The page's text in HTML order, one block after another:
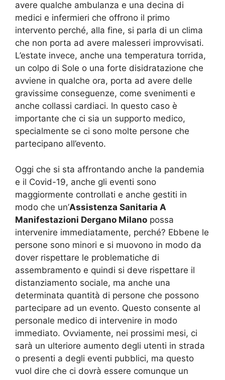
avere qualche ambulanza e una decina di
medici e infermieri che offrono il primo
intervento perché, alla fine, si parla di un clima
che non porta ad avere malesseri improvvisati.
L’estate invece, anche una temperatura torrida,
un colpo di Sole o una forte disidratazione che
avviene in qualche ora, porta ad avere delle
gravissime conseguenze, come svenimenti e
anche collassi cardiaci. In questo caso è
importante che ci sia un supporto medico,
specialmente se ci sono molte persone che
partecipano all’evento.
Oggi che si sta affrontando anche la pandemia
e il Covid-19, anche gli eventi sono
maggiormente controllati e anche gestiti in
modo che un’Assistenza Sanitaria A
Manifestazioni Dergano Milano possa
intervenire immediatamente, perché? Ebbene le
persone sono minori e si muovono in modo da
dover rispettare le problematiche di
assembramento e quindi si deve rispettare il
distanziamento sociale, ma anche una
determinata quantità di persone che possono
partecipare ad un evento. Questo consente al
personale medico di intervenire in modo
immediato. Ovviamente, nei prossimi mesi, ci
sarà un ulteriore aumento degli utenti in strada
o presenti a degli eventi pubblici, ma questo
vuol dire che ci dovrà essere comunque un